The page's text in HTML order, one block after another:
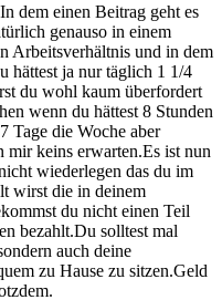
dem einen Beitrag geht es
genauso in einem
Arbeitsverhältnis und in dem
hättest ja nur täglich 1 1/4
du wohl kaum überfordert
wenn du hättest 8 Stunden
Tage die Woche aber
mir keins erwarten.Es ist nun
wiederlegen das du im
wirst die in deinem
du nicht einen Teil
bezahlt.Du solltest mal
auch deine
zu Hause zu sitzen.Geld